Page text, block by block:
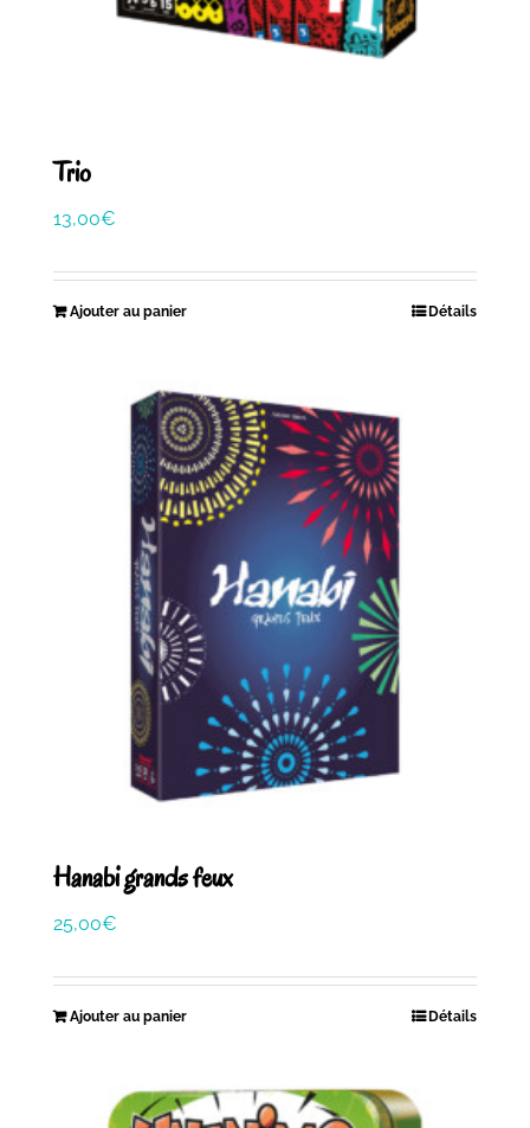
Trio
13,00€
Ajouter au panier Détails
Hanabi grands feux
25,00€
Ajouter au panier Détails